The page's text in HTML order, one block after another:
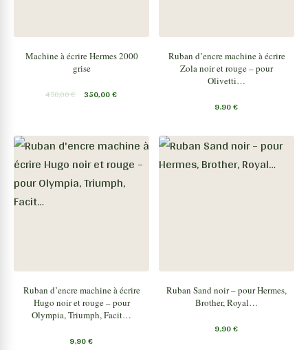
Machine à écrire Hermes 2000
grise
450,00€ 350,00€
Ruban d’encre machine à écrire
Zola noir et rouge – pour
Olivetti…
9,90€
Ruban d’encre machine à écrire
Hugo noir et rouge – pour
Olympia, Triumph, Facit…
9,90€
Ruban Sand noir – pour Hermes,
Brother, Royal…
9,90€